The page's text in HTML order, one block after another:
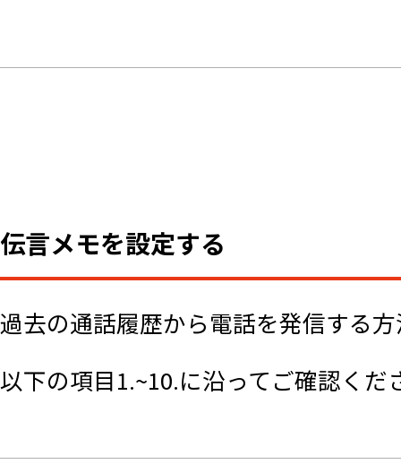
伝言メモを設定する
過去の通話履歴から電話を発信する
以下の項目1.~10.に沿ってご確認くだ